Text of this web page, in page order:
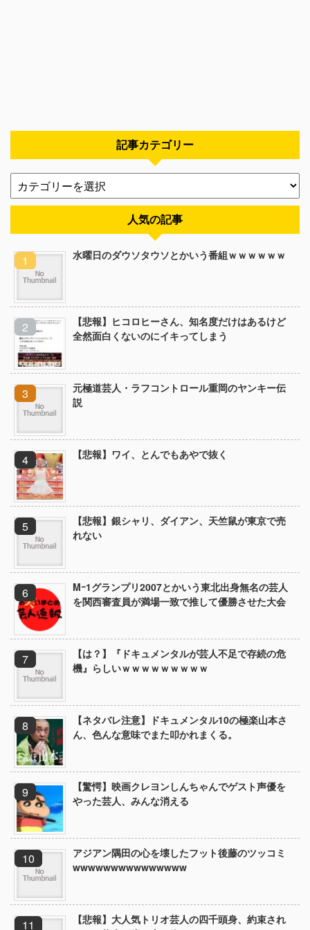
記事カテゴリー
人気の記事
水曜日のダウソタウソとかいう番組ｗｗｗｗｗｗ
【悲報】ヒコロヒーさん、知名度だけはあるけど
全然面白くないのにイキってしまう
元極道芸人・ラフコントロール重岡のヤンキー伝
説
【悲報】ワイ、とんでもあやで抜く
【悲報】銀シャリ、ダイアン、天竺鼠が東京で売
れない
Mｰ1グランプリ2007とかいう東北出身無名の芸人
を関西審査員が満場一致で推して優勝させた大会
【は？】『ドキュメンタルが芸人不足で存続の危
機』らしいｗｗｗｗｗｗｗｗｗ
【ネタバレ注意】ドキュメンタル10の極楽山本さ
ん、色んな意味でまた叩かれまくる。
【驚愕】映画クレヨンしんちゃんでゲスト声優を
やった芸人、みんな消える
アジアン隅田の心を壊したフット後藤のツッコミ
wwwwwwwwwwwwwww
【悲報】大人気トリオ芸人の四千頭身、約束され